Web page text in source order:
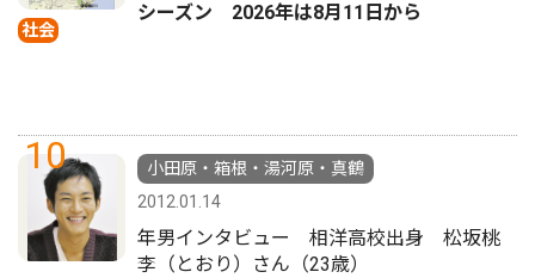
社会
シーズン 2026年は8月11日から
10
小田原・箱根・湯河原・真鶴
2012.01.14
年男インタビュー 相洋高校出身 松坂桃
李（とおり）さん（23歳）